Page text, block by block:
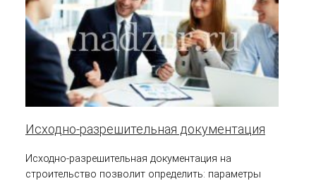
Исходно-разрешительная документация
Исходно-разрешительная документация на
строительство позволит определить: параметры